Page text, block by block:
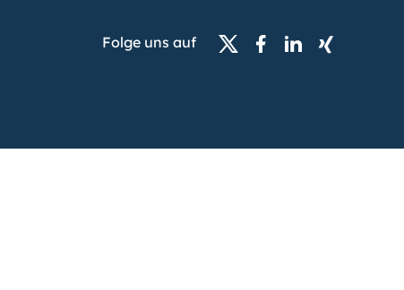
Folge uns auf